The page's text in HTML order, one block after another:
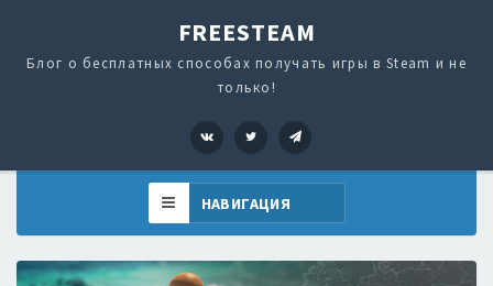
FREESTEAM
Блог о бесплатных способах получать игры в Steam и не
только!
VK Twitter